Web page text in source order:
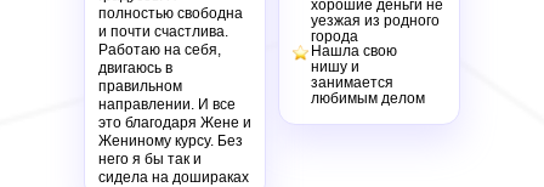
полностью свободна
и почти счастлива.
Работаю на себя,
двигаюсь в
правильном
направлении. И все
это благодаря Жене и
Жениному курсу. Без
него я бы так и
сидела на дошираках
хорошие деньги не
уезжая из родного
города
Нашла свою
нишу и
занимается
любимым делом